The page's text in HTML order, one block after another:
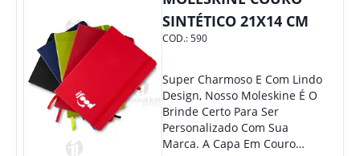
Quem Busca Praticidade No
Dia A Dia. Personalize-O Com
Sua Marca E Tenha Ainda
Feiras De Negócios.
SINTÉTICO 21X14 CM
COD.:590
Super Charmoso E Com Lindo
Design, Nosso Moleskine É O
Brinde Certo Para Ser
Personalizado Com Sua
Marca. A Capa Em Couro